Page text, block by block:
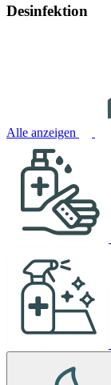
Desinfektion
Alle anzeigen